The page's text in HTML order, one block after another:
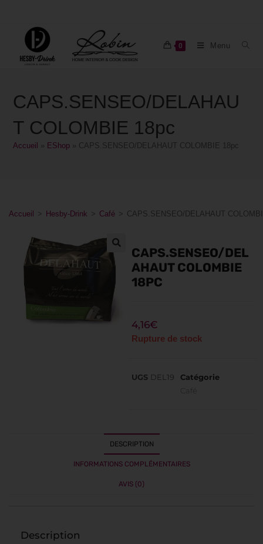
0 Menu
CAPS.SENSEO/DELAHAU
T COLOMBIE 18pc
Accueil EShop CAPS.SENSEO/DELAHAUT COLOMBIE 18pc
Accueil > Hesby-Drink > Café > CAPS.SENSEO/DELAHAUT
CAPS.SENSEO/DEL
AHAUT COLOMBIE
18PC
4,16€
Rupture de stock
UGS DEL19
Catégorie
Café
DESCRIPTION
INFORMATIONS COMPLÉMENTAIRES
AVIS (0)
Description